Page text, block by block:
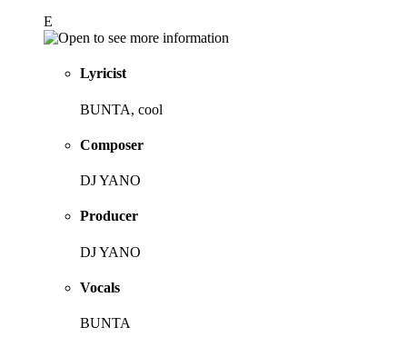
E
Lyricist
BUNTA, cool
Composer
DJ YANO
Producer
DJ YANO
Vocals
BUNTA